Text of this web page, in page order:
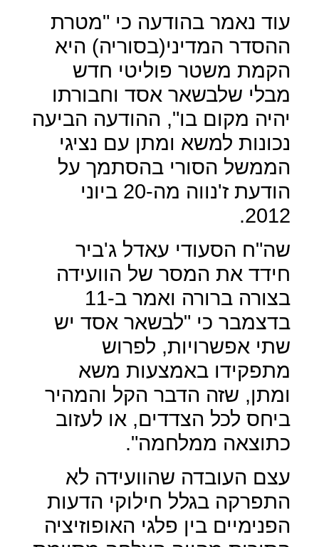
עוד נאמר בהודעה כי "מטרת
ההסדר המדיני(בסוריה) היא
הקמת משטר פוליטי חדש
מבלי שלבשאר אסד וחבורתו
יהיה מקום בו", ההודעה הביעה
נכונות למשא ומתן עם נציגי
הממשל הסורי בהסתמך על
הודעת ז'נווה מה-20 ביוני
2012.
שה"ח הסעודי עאדל ג'ביר
חידד את המסר של הוועידה
בצורה ברורה ואמר ב-11
בדצמבר כי "לבשאר אסד יש
שתי אפשרויות, לפרוש
מתפקידו באמצעות משא
ומתן, שזה הדבר הקל והמהיר
ביחס לכל הצדדים, או לעזוב
כתוצאה ממלחמה".
עצם העובדה שהוועידה לא
התפרקה בגלל חילוקי הדעות
הפנימיים בין פלגי האופוזיציה